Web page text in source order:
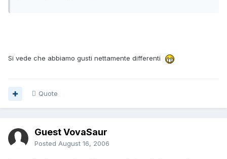
Si vede che abbiamo gusti nettamente differenti
Quote
Guest VovaSaur
Posted August 16, 2006